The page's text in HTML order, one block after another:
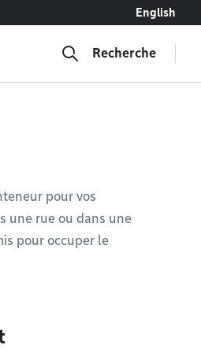
English
Recherche
pour vos
une rue ou dans une
pour occuper le